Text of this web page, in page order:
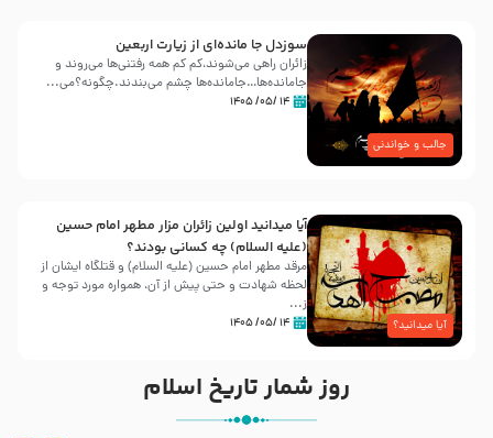
جالب و خواندنی
سوزدل جا مانده‌ای از زیارت اربعین
زائران راهی می‌شوند،کم‌ کم همه رفتنی‌ها می‌روند و
جامانده‌ها…جامانده‌ها چشم می‌بندند.چگونه؟می‌...
۱۴ /۰۵/ ۱۴۰۵
آیا میدانید؟
آیا میدانید اولین زائران مزار مطهر امام حسین
(علیه السلام) چه کسانی بودند؟
مرقد مطهر امام حسین (علیه السلام) و قتلگاه ایشان از
لحظه شهادت و حتی پیش از آن، همواره مورد توجه و
ز...
۱۴ /۰۵/ ۱۴۰۵
روز شمار تاریخ اسلام